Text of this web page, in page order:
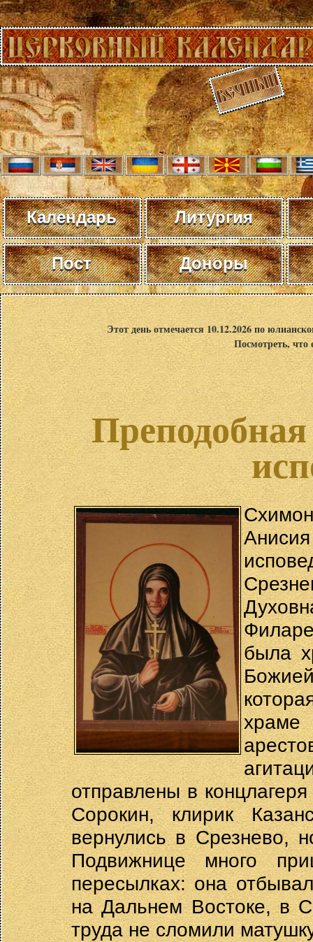
Календарь Литургия
Пост Доноры
Этот день отмечается 10.12.2026 по
Посмотреть,
была
храме
отправлены в
Сорокин, клирик
вернулись в Срезнево,
Подвижнице много
пересылках: она
на Дальнем Востоке, в
труда не сломили